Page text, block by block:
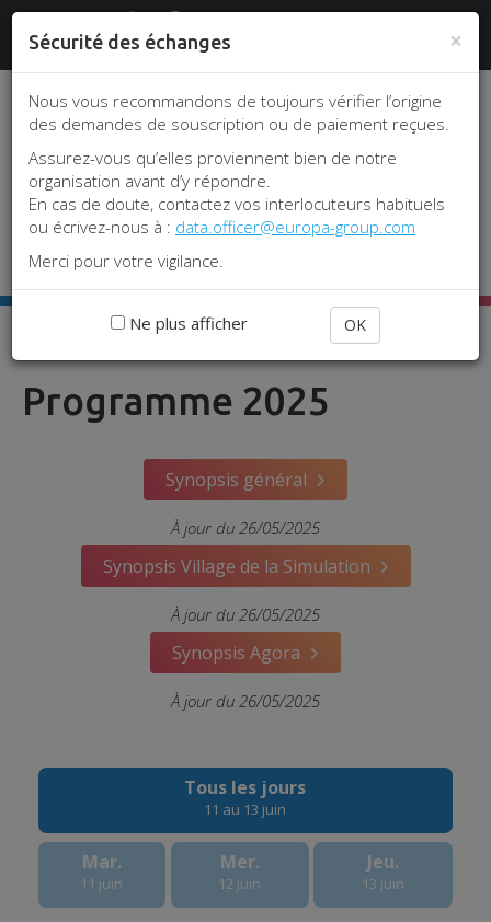
Aller
principal
Sécurité des échanges ×
Nous vous recommandons de toujours vérifier l’origine
des demandes de souscription ou de paiement reçues.
Assurez-vous qu’elles proviennent bien de notre
organisation avant d’y répondre.
En cas de doute, contactez vos interlocuteurs habituels
ou écrivez-nous à : data.officer@europa-group.com
Merci pour votre vigilance.
Ne plus afficher OK
connecte
Congrès 2025 Programme 2025
Programme 2025
Synopsis général
À jour du 26/05/2025
Synopsis Village de la Simulation
À jour du 26/05/2025
Synopsis Agora
À jour du 26/05/2025
Panneau de gestion des cookies